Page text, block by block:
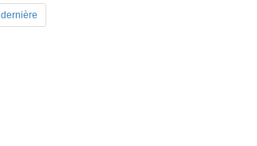
dernière